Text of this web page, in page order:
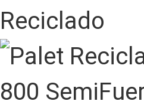
Reciclado